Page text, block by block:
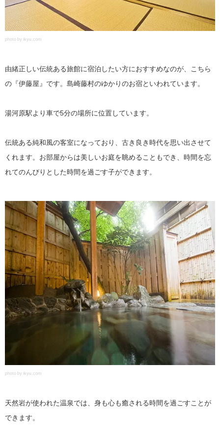
photo by ikyu.com
由緒正しい伝統ある旅館に宿泊したい方におすすめなのが、こちら
の『伊藤屋』です。島崎藤村のゆかりのお宿といわれています。
湯河原駅より車で5分の場所に位置しています。
伝統ある純和風の客室になっており、古き良き時代を思い出させて
くれます。お部屋からは美しいお庭を眺めることもでき、時間を忘
れてのんびりとした時間を過ごす子ができます。
photo by ikyu.com
天然岩が使われた温泉では、身も心も癒される時間を過ごすことが
できます。